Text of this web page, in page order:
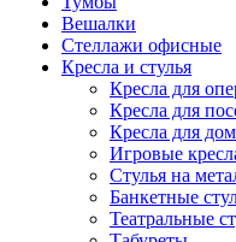
Вешалки
Стеллажи офисные
Кресла и стулья
Кресла для
Кресла для
Кресла для
Игровые
Стулья на
Банкетные
Театральные